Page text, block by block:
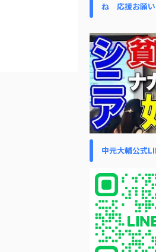
ね 応援お願い
中元大輔公式